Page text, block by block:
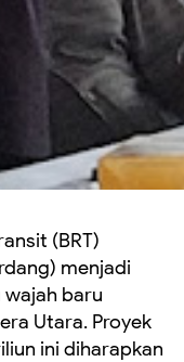
(BRT)
menjadi
baru
Utara. Proyek
ini diharapkan